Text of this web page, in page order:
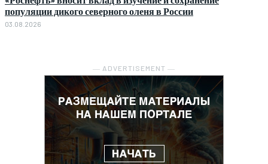
популяции дикого северного оленя в России
03.08.2026
― ADVERTISEMENT ―